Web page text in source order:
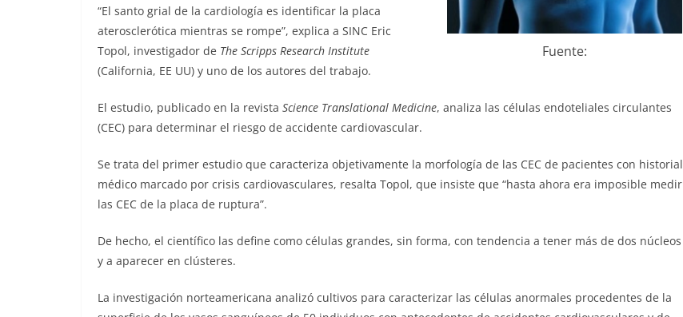
Fuente:
“El santo grial de la cardiología es identificar la placa
aterosclerótica mientras se rompe”, explica a SINC Eric
Topol, investigador de The Scripps Research Institute
(California, EE UU) y uno de los autores del trabajo.
El estudio, publicado en la revista Science Translational Medicine, analiza las células endoteliales circulantes
(CEC) para determinar el riesgo de accidente cardiovascular.
Se trata del primer estudio que caracteriza objetivamente la morfología de las CEC de pacientes con historial
médico marcado por crisis cardiovasculares, resalta Topol, que insiste que “hasta ahora era imposible medir
las CEC de la placa de ruptura”.
De hecho, el científico las define como células grandes, sin forma, con tendencia a tener más de dos núcleos
y a aparecer en clústeres.
La investigación norteamericana analizó cultivos para caracterizar las células anormales procedentes de la